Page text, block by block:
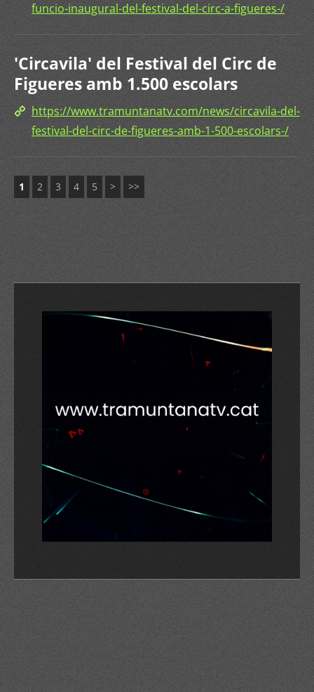
funcio-inaugural-del-festival-del-circ-a-figueres-/
'Circavila' del Festival del Circ de
Figueres amb 1.500 escolars
https://www.tramuntanatv.com/news/circavila-del-
festival-del-circ-de-figueres-amb-1-500-escolars-/
1 2 3 4 5 > >>